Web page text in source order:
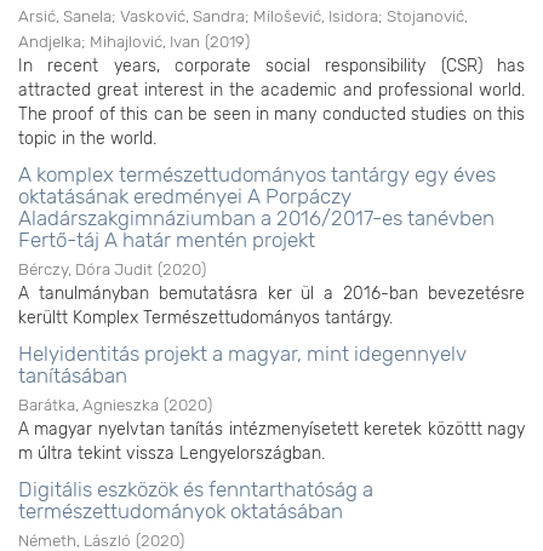
Arsić, Sanela; Vasković, Sandra; Milošević, Isidora; Stojanović,
Andjelka; Mihajlović, Ivan (2019)
In recent years, corporate social responsibility (CSR) has
attracted great interest in the academic and professional world.
The proof of this can be seen in many conducted studies on this
topic in the world.
A komplex természettudományos tantárgy egy éves
oktatásának eredményei A Porpáczy
Aladárszakgimnáziumban a 2016/2017-es tanévben
Fertő-táj A határ mentén projekt
Bérczy, Dóra Judit (2020)
A tanulmányban bemutatásra ker ül a 2016-ban bevezetésre
kerültt Komplex Természettudományos tantárgy.
Helyidentitás projekt a magyar, mint idegennyelv
tanításában
Barátka, Agnieszka (2020)
A magyar nyelvtan tanítás intézmenyísetett keretek közöttt nagy
m últra tekint vissza Lengyelországban.
Digitális eszközök és fenntarthatóság a
természettudományok oktatásában
Németh, László (2020)